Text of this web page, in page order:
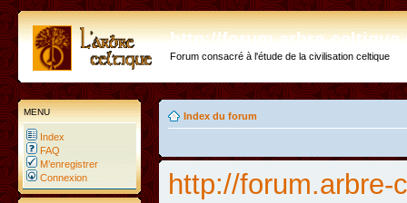
http://forum.arbre-
Forum consacré à l'étude de la civilisation celtique
MENU
Index
FAQ
M’enregistrer
Connexion
Index du forum
http://forum.arbre-